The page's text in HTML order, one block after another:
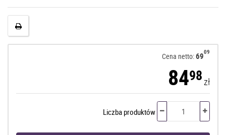
Cena netto:6909
8498 zł
Liczba produktów